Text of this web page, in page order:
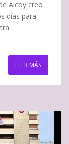
Alcoy creo
días para
LEER MÁS